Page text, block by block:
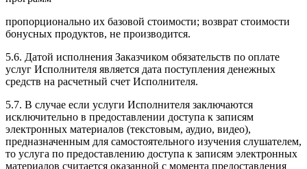
пропорционально их базовой стоимости; возврат стоимости
бонусных продуктов, не производится.
5.6. Датой исполнения Заказчиком обязательств по оплате
услуг Исполнителя является дата поступления денежных
средств на расчетный счет Исполнителя.
5.7. В случае если услуги Исполнителя заключаются
исключительно в предоставлении доступа к записям
электронных материалов (текстовым, аудио, видео),
предназначенным для самостоятельного изучения слушателем,
то услуга по предоставлению доступа к записям электронных
материалов считается оказанной с момента предоставления